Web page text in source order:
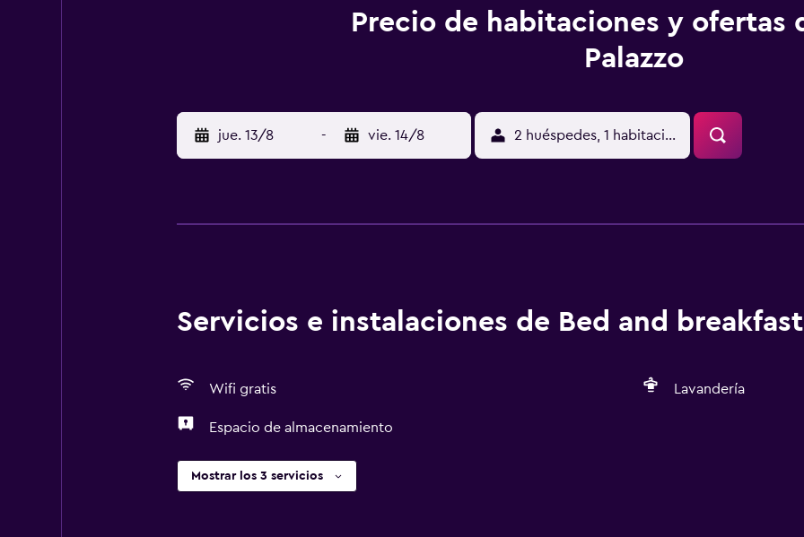
Precio de habitaciones y ofertas
Palazzo
jue. 13/8 - vie. 14/8 2 huéspedes, 1 habitación
Servicios e instalaciones de Bed and breakfast
Wifi gratis Lavandería
Espacio de almacenamiento
Mostrar los 3 servicios